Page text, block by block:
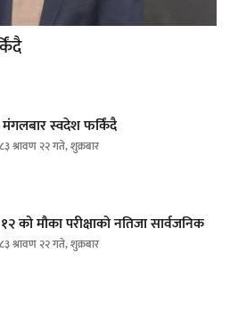
मंगलबार स्वदेश फर्किंदै
श्रावण २२ गते, शुक्रबार
को मौका परीक्षाको नतिजा सार्वजनिक
श्रावण २२ गते, शुक्रबार